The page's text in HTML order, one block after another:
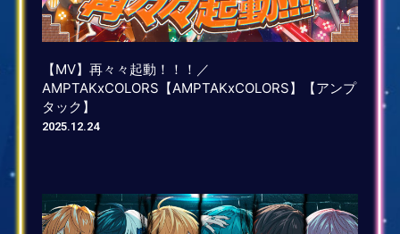
【MV】再々々起動！！！／
AMPTAKxCOLORS【AMPTAKxCOLORS】【アンプ
タック】
2025.12.24